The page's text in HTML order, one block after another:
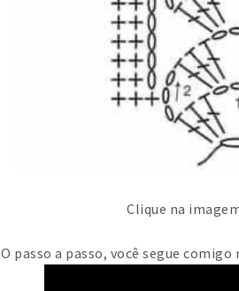
Clique na
O passo a passo, você segue comigo